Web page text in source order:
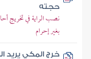
حجته
نصب الراية في تخريج
بغير إحرام
خرج المكي يريد